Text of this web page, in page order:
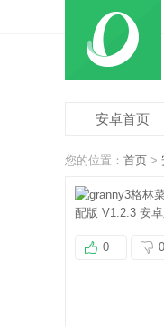
安卓首页
您的位置： 首页 >
0 0